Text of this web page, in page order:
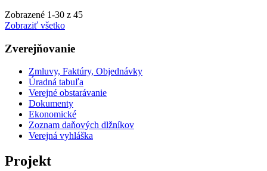
Zobrazené 1-30 z 45
Zobraziť všetko
Zverejňovanie
Zmluvy, Faktúry, Objednávky
Úradná tabuľa
Verejné obstarávanie
Dokumenty
Ekonomické
Zoznam daňových dlžníkov
Verejná vyhláška
Projekt